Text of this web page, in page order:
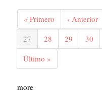
Paginación
Primera
página
« Primero
Página
anterior
‹ Anterior
Página
actual
27 Página
28 Página
29 Página
30
Última
página
Último »
more